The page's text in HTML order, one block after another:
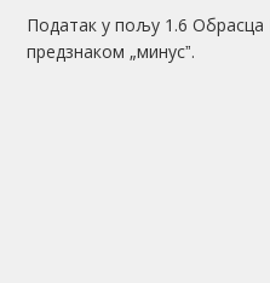
Податак у пољу 1.6
предзнаком „минусˮ.